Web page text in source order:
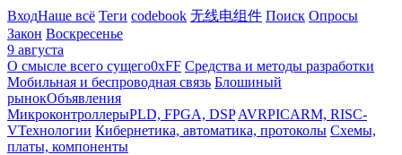
ВходНаше всё Теги codebook 无线电组件 Поиск Опросы
Закон Воскресенье
9 августа
О смысле всего сущего0xFF Средства и методы разработки
Мобильная и беспроводная связь Блошиный
рынокОбъявления
МикроконтроллерыPLD, FPGA, DSP AVRPICARM, RISC-
VТехнологии Кибернетика, автоматика, протоколы Схемы,
платы, компоненты